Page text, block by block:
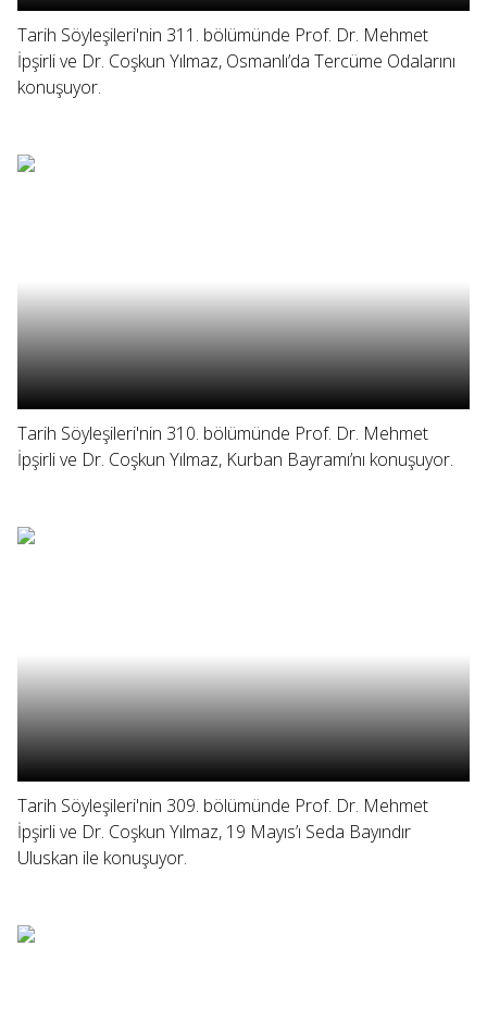
Tarih Söyleşileri'nin 311. bölümünde Prof. Dr. Mehmet
İpşirli ve Dr. Coşkun Yılmaz, Osmanlı’da Tercüme Odalarını
konuşuyor.
Tarih Söyleşileri'nin 310. bölümünde Prof. Dr. Mehmet
İpşirli ve Dr. Coşkun Yılmaz, Kurban Bayramı’nı konuşuyor.
Tarih Söyleşileri'nin 309. bölümünde Prof. Dr. Mehmet
İpşirli ve Dr. Coşkun Yılmaz, 19 Mayıs’ı Seda Bayındır
Uluskan ile konuşuyor.